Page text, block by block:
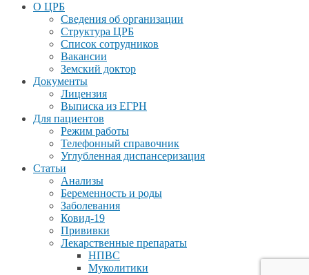
О ЦРБ
Сведения об организации
Структура ЦРБ
Список сотрудников
Вакансии
Земский доктор
Документы
Лицензия
Выписка из ЕГРН
Для пациентов
Режим работы
Телефонный справочник
Углубленная диспансеризация
Статьи
Анализы
Беременность и роды
Заболевания
Ковид-19
Прививки
Лекарственные препараты
НПВС
Муколитики